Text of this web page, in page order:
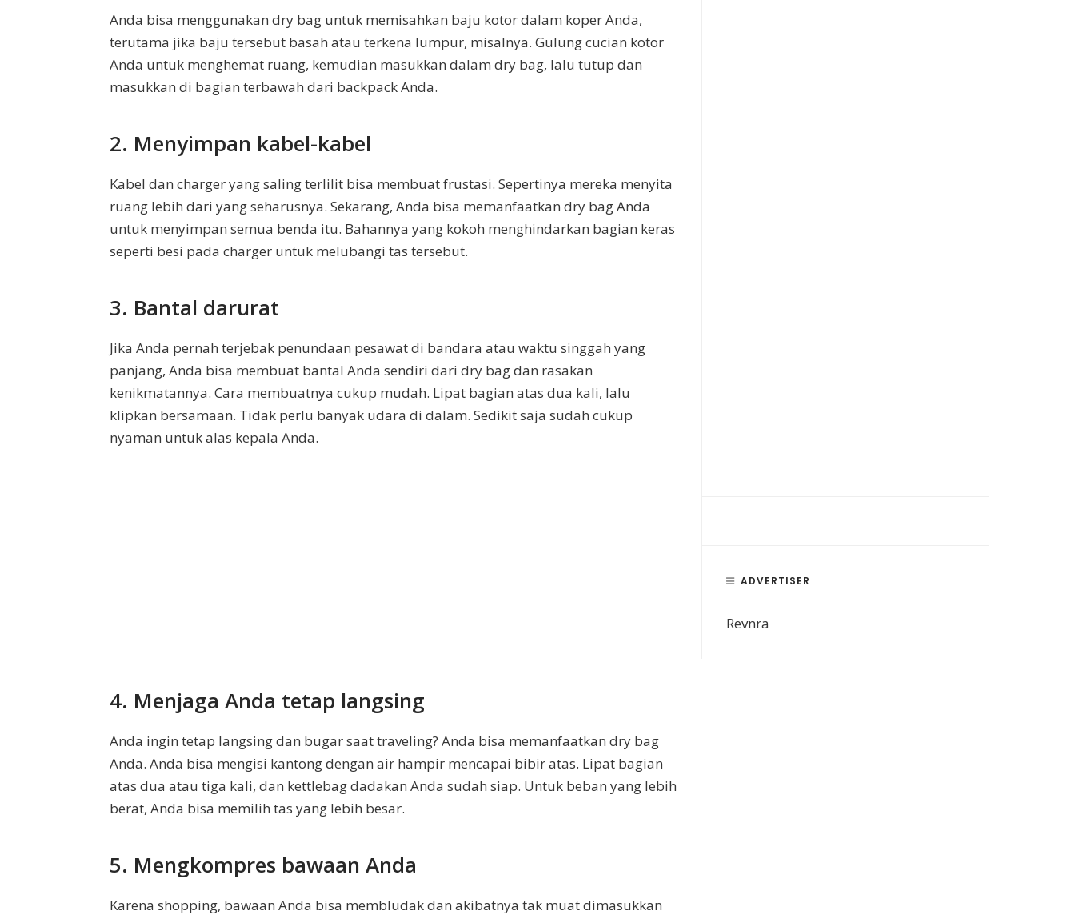
Anda bisa menggunakan dry bag untuk memisahkan baju kotor dalam koper Anda,
terutama jika baju tersebut basah atau terkena lumpur, misalnya. Gulung cucian kotor
Anda untuk menghemat ruang, kemudian masukkan dalam dry bag, lalu tutup dan
masukkan di bagian terbawah dari backpack Anda.
2. Menyimpan kabel-kabel
Kabel dan charger yang saling terlilit bisa membuat frustasi. Sepertinya mereka menyita
ruang lebih dari yang seharusnya. Sekarang, Anda bisa memanfaatkan dry bag Anda
untuk menyimpan semua benda itu. Bahannya yang kokoh menghindarkan bagian keras
seperti besi pada charger untuk melubangi tas tersebut.
3. Bantal darurat
Jika Anda pernah terjebak penundaan pesawat di bandara atau waktu singgah yang
panjang, Anda bisa membuat bantal Anda sendiri dari dry bag dan rasakan
kenikmatannya. Cara membuatnya cukup mudah. Lipat bagian atas dua kali, lalu
klipkan bersamaan. Tidak perlu banyak udara di dalam. Sedikit saja sudah cukup
nyaman untuk alas kepala Anda.
4. Menjaga Anda tetap langsing
Anda ingin tetap langsing dan bugar saat traveling? Anda bisa memanfaatkan dry bag
Anda. Anda bisa mengisi kantong dengan air hampir mencapai bibir atas. Lipat bagian
atas dua atau tiga kali, dan kettlebag dadakan Anda sudah siap. Untuk beban yang lebih
berat, Anda bisa memilih tas yang lebih besar.
5. Mengkompres bawaan Anda
Karena shopping, bawaan Anda bisa membludak dan akibatnya tak muat dimasukkan
ADVERTISER
Revnra